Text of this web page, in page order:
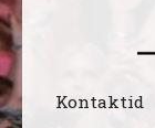
Kontaktid